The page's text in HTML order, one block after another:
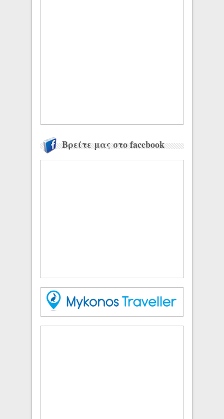
Βρείτε μας στο facebook